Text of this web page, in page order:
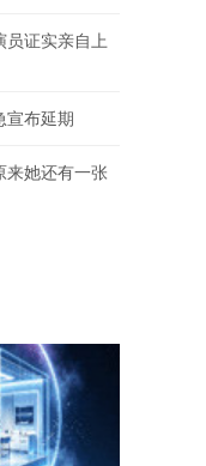
员证实亲自上
宣布延期
来她还有一张